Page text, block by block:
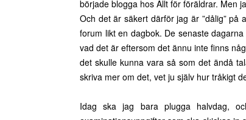
började blogga hos Allt för föräldrar. Men
Och det är säkert därför jag är ”dålig”
forum likt en dagbok. De senaste
vad det är eftersom det ännu inte finns
det skulle kunna vara så som det ändå
skriva mer om det, vet ju själv hur tråkigt
Idag ska jag bara plugga halvdag,